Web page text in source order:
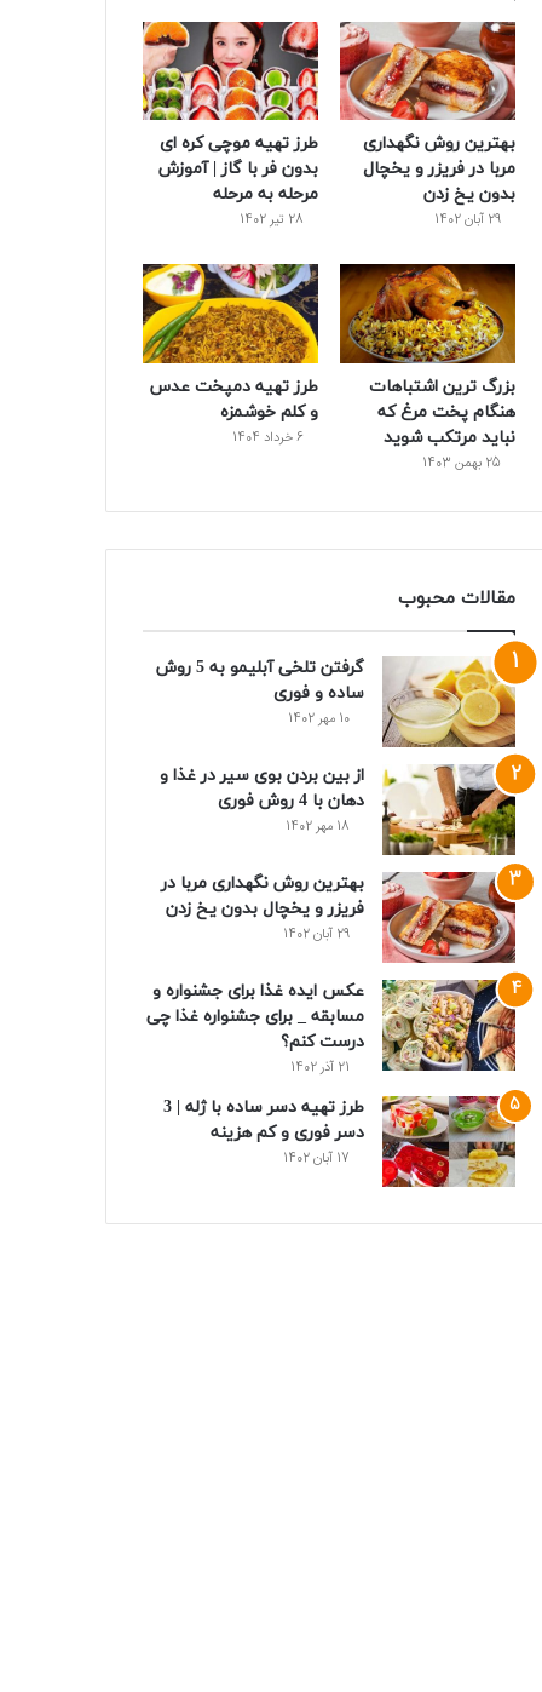
ک
ر
ی
س
ت
ب
س
بهترین روش نگهداری
مربا در فریزر و یخچال
بدون یخ زدن
29 آبان 1402
طرز تهیه موچی کره ای
بدون فر با گاز | آموزش
مرحله به مرحله
28 تیر 1402
بزرگ ترین اشتباهات
هنگام پخت مرغ که
نباید مرتکب شوید
25 بهمن 1403
طرز تهیه دمپخت عدس
و کلم خوشمزه
6 خرداد 1404
مقالات محبوب
گرفتن تلخی آبلیمو به 5 روش
ساده و فوری
10 مهر 1402
از بین بردن بوی سیر در غذا و
دهان با 4 روش فوری
18 مهر 1402
بهترین روش نگهداری مربا در
فریزر و یخچال بدون یخ زدن
29 آبان 1402
عکس ایده غذا برای جشنواره و
مسابقه _ برای جشنواره غذا چی
درست کنم؟
21 آذر 1402
طرز تهیه دسر ساده با ژله | 3
دسر فوری و کم هزینه
17 آبان 1402